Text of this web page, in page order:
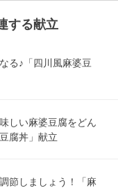
する献立
る♪「四川風麻婆豆
しい麻婆豆腐をどん
腐丼」献立
節しましょう！「麻